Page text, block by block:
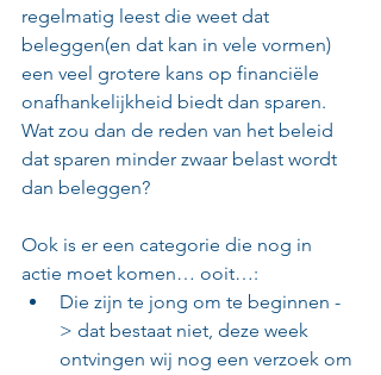
regelmatig leest die weet dat
beleggen(en dat kan in vele vormen)
een veel grotere kans op financiële
onafhankelijkheid biedt dan sparen.
Wat zou dan de reden van het beleid
dat sparen minder zwaar belast wordt
dan beleggen?
Ook is er een categorie die nog in
actie moet komen… ooit…:
Die zijn te jong om te beginnen -
> dat bestaat niet, deze week
ontvingen wij nog een verzoek om